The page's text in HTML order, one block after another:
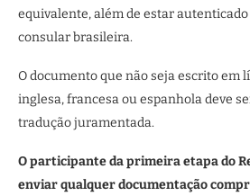
equivalente, além de estar
consular brasileira.
O documento que não seja escrito em
inglesa, francesa ou espanhola deve
tradução juramentada.
O participante da primeira etapa do
enviar qualquer documentação